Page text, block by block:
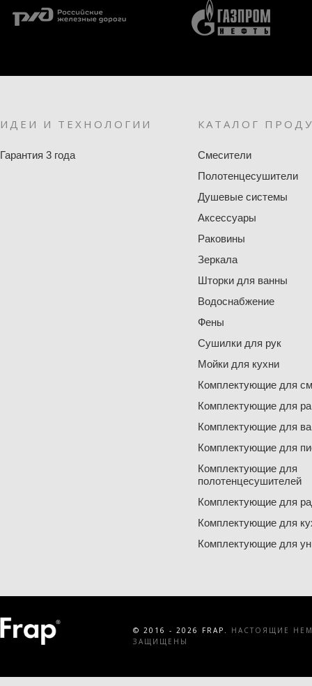
ИДЕИ И ТЕХНОЛОГИИ
Гарантия 3 года
КАТАЛОГ
Смесители
Полотенцесушители
Душевые системы
Аксессуары
Раковины
Зеркала
Шторки для ванны
Водоснабжение
Фены
Сушилки для рук
Мойки для кухни
Комплектующие для
Комплектующие для
Комплектующие для
Комплектующие для
Комплектующие для
полотенцесушителей
Комплектующие для
Комплектующие для
Комплектующие для
© 2016 - 2026 FRAP.
НАСТОЯЩИЕ
ЗАЩИЩЕНЫ